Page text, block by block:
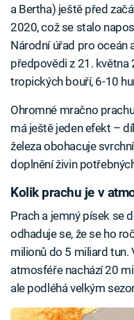
a Bertha) ještě před
2020, což se stalo
Národní úřad pro oceán
předpovědi z 21.
tropických bouří, 6-10
Ohromné mračno
má ještě jeden efekt –
železa obohacuje
doplnění živin
Kolik prachu je v
Prach a jemný písek se
odhaduje se, že se ho
milionů do 5 miliard tun.
atmosféře nachází 20
ale podléhá velkým